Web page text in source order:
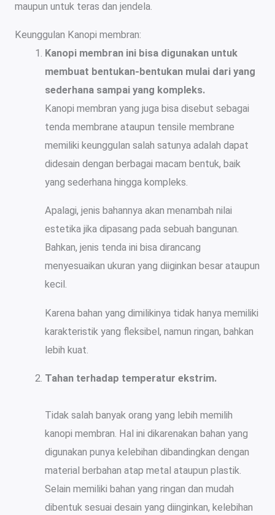
maupun untuk teras dan jendela.
Keunggulan Kanopi membran:
Kanopi membran ini bisa digunakan untuk
membuat bentukan-bentukan mulai dari yang
sederhana sampai yang kompleks.
Kanopi membran yang juga bisa disebut sebagai
tenda membrane ataupun tensile membrane
memiliki keunggulan salah satunya adalah dapat
didesain dengan berbagai macam bentuk, baik
yang sederhana hingga kompleks.
Apalagi, jenis bahannya akan menambah nilai
estetika jika dipasang pada sebuah bangunan.
Bahkan, jenis tenda ini bisa dirancang
menyesuaikan ukuran yang diiginkan besar ataupun
kecil.
Karena bahan yang dimilikinya tidak hanya memiliki
karakteristik yang fleksibel, namun ringan, bahkan
lebih kuat.
Tahan terhadap temperatur ekstrim.
Tidak salah banyak orang yang lebih memilih
kanopi membran. Hal ini dikarenakan bahan yang
digunakan punya kelebihan dibandingkan dengan
material berbahan atap metal ataupun plastik.
Selain memiliki bahan yang ringan dan mudah
dibentuk sesuai desain yang diinginkan, kelebihan